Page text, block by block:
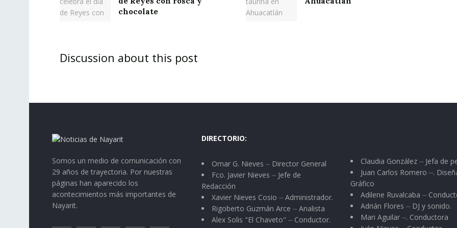
chocolate
Discussion about this post
Somos un medio de comunicación con
29 años de trayectoria. Por nuestras
páginas han aparecido los
acontecimientos más importantes de
Nayarit.
DIRECTORIO:
Omar G. Nieves ⏤ Director General
Fco. Javier Nieves ⏤ Jefe de
Redacción
Xavier Nieves Cosio ⏤ Administrador.
Rigoberto Guzmán Arce ⏤ Analista
Alex Solis "El Chaveto" ⏤ Conductor.
Claudia González ⏤ Jefa de
Juan Carlos Romero ⏤.
Gráfico
Adilene Ruvalcaba ⏤
Adrián Flores ⏤ DJ y sonido.
Mari Aguilar ⏤. Conductora